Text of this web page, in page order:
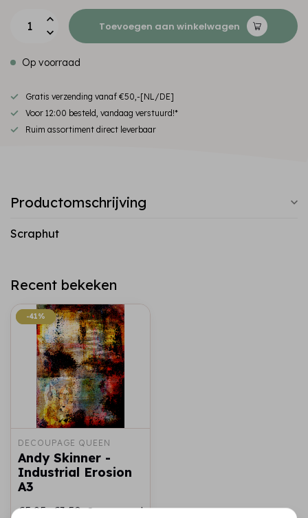
Toevoegen aan winkelwagen
Op voorraad
Gratis verzending vanaf €50,-[NL/DE]
Voor 12:00 besteld, vandaag verstuurd!*
Ruim assortiment direct leverbaar
Productomschrijving
Scraphut
Recent bekeken
-41%
-41%
DECOUPAGE QUEEN
Andy Skinner -
Industrial Erosion
A3
€5,95 €3,50 Op voorraad